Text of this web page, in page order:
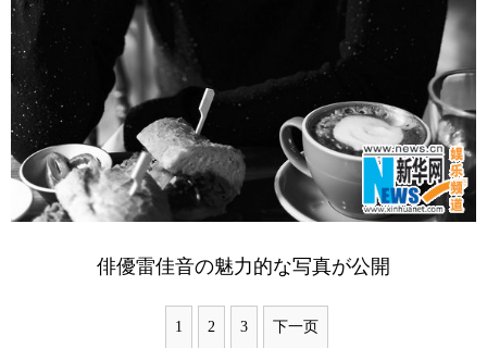
俳優雷佳音の魅力的な写真が公開
1 2 3 下一页